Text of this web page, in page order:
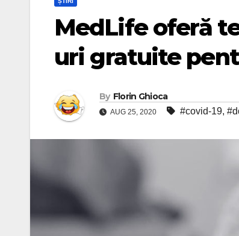
MedLife oferă
uri gratuite
By Florin Ghioca
AUG 25, 2020 #covid-19,